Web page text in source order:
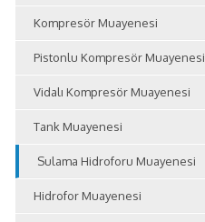
Kompresör Muayenesi
Pistonlu Kompresör Muayenesi
Vidalı Kompresör Muayenesi
Tank Muayenesi
Sulama Hidroforu Muayenesi
Hidrofor Muayenesi